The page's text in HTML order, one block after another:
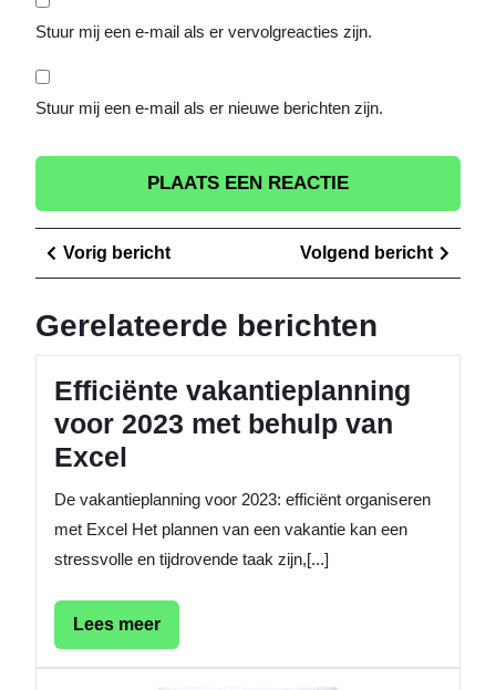
Stuur mij een e-mail als er vervolgreacties zijn.
Stuur mij een e-mail als er nieuwe berichten zijn.
Berichtnavigatie
Vorig berichtVorig
bericht
Volgend bericht
bericht
Gerelateerde berichten
Efficiënte vakantieplanning
voor 2023 met behulp van
Excel
De vakantieplanning voor 2023: efficiënt organiseren
met Excel Het plannen van een vakantie kan een
stressvolle en tijdrovende taak zijn,[...]
Lees meerLees
meer